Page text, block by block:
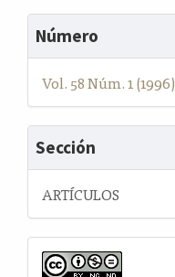
Número
Vol. 58 Núm. 1 (1996)
Sección
ARTÍCULOS